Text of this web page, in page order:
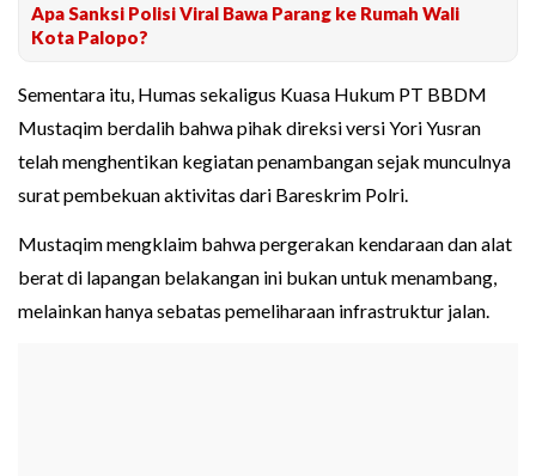
Apa Sanksi Polisi Viral Bawa Parang ke Rumah Wali
Kota Palopo?
Sementara itu, Humas sekaligus Kuasa Hukum PT BBDM
Mustaqim berdalih bahwa pihak direksi versi Yori Yusran
telah menghentikan kegiatan penambangan sejak munculnya
surat pembekuan aktivitas dari Bareskrim Polri.
Mustaqim mengklaim bahwa pergerakan kendaraan dan alat
berat di lapangan belakangan ini bukan untuk menambang,
melainkan hanya sebatas pemeliharaan infrastruktur jalan.